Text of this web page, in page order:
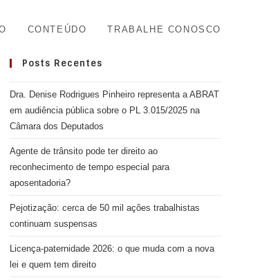
CONTEÚDO TRABALHE CONOSCO
Posts Recentes
Dra. Denise Rodrigues Pinheiro representa a ABRAT
em audiência pública sobre o PL 3.015/2025 na
Câmara dos Deputados
Agente de trânsito pode ter direito ao
reconhecimento de tempo especial para
aposentadoria?
Pejotização: cerca de 50 mil ações trabalhistas
continuam suspensas
Licença-paternidade 2026: o que muda com a nova
lei e quem tem direito